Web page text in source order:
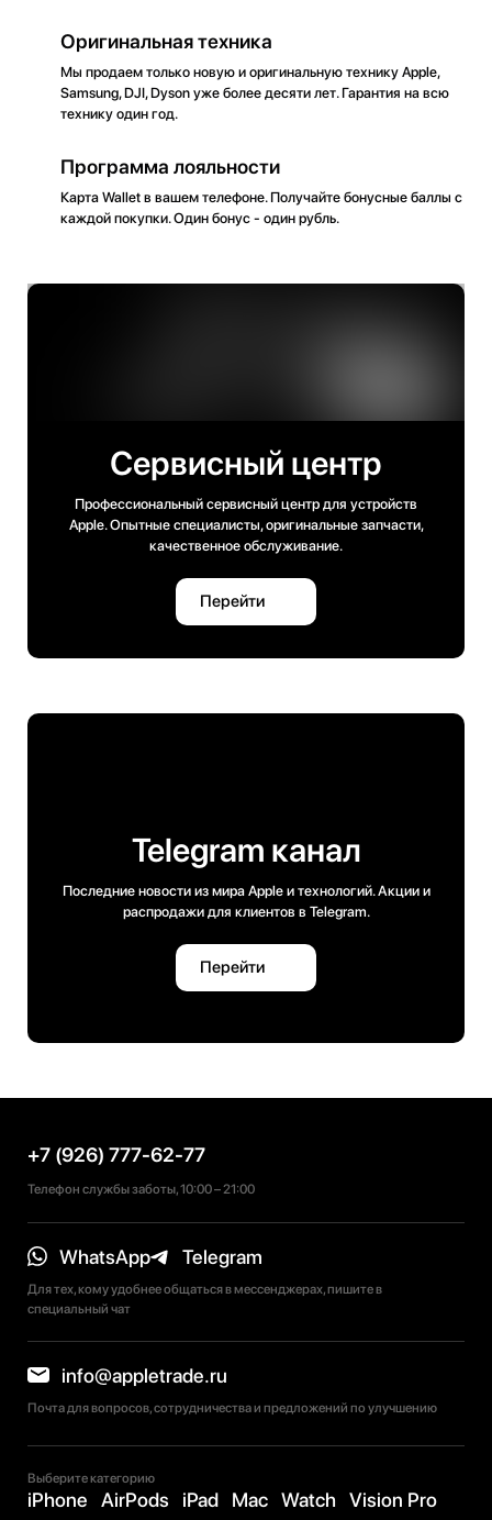
Оригинальная техника
Мы продаем только новую и оригинальную технику Apple,
Samsung, DJI, Dyson уже более десяти лет. Гарантия на всю
технику один год.
Программа лояльности
Карта Wallet в вашем телефоне. Получайте бонусные баллы с
каждой покупки. Один бонус - один рубль.
Сервисный центр
Профессиональный сервисный центр для устройств
Apple. Опытные специалисты, оригинальные запчасти,
качественное обслуживание.
Перейти
Telegram канал
Последние новости из мира Apple и технологий. Акции и
распродажи для клиентов в Telegram.
Перейти
+7 (926) 777-62-77
Телефон службы заботы, 10:00 – 21:00
WhatsApp Telegram
Для тех, кому удобнее общаться в мессенджерах, пишите в
специальный чат
info@appletrade.ru
Почта для вопросов, сотрудничества и предложений по улучшению
Выберите категорию
iPhone AirPods iPad Mac Watch
Vision Pro